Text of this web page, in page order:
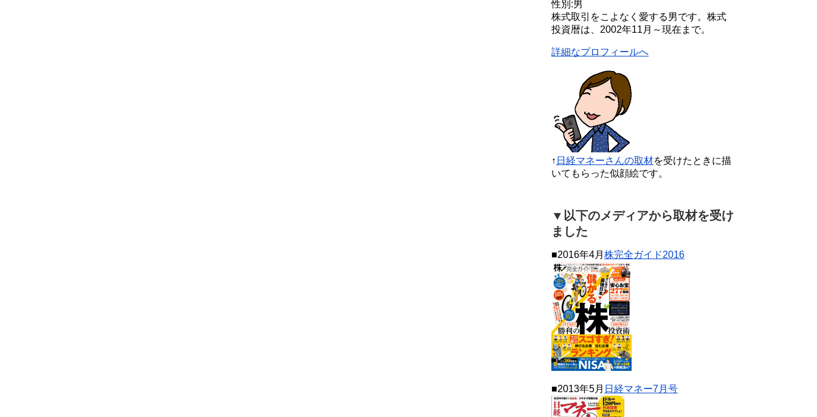
性別:男
株式取引をこよなく愛する男です。株式
投資暦は、2002年11月～現在まで。
詳細なプロフィールへ
↑ 日経マネーさんの取材を受けたときに描
いてもらった似顔絵です。
▼以下のメディアから取材を受け
ました
■2016年4月 株完全ガイド2016
■2013年5月 日経マネー7月号